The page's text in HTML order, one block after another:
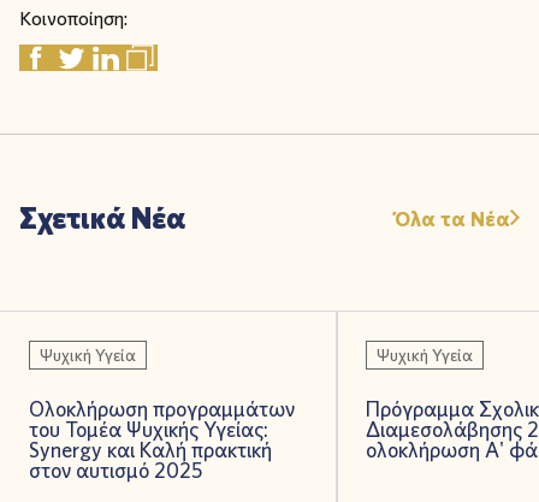
Κοινοποίηση:
Σχετικά Νέα Όλα τα Νέα
Ψυχική Υγεία
Ολοκλήρωση προγραμμάτων
του Τομέα Ψυχικής Υγείας:
Synergy και Καλή πρακτική
στον αυτισμό 2025
Ψυχική Υγεία
Πρόγραμμα
Διαμεσολάβησης
ολοκλήρωση Α'